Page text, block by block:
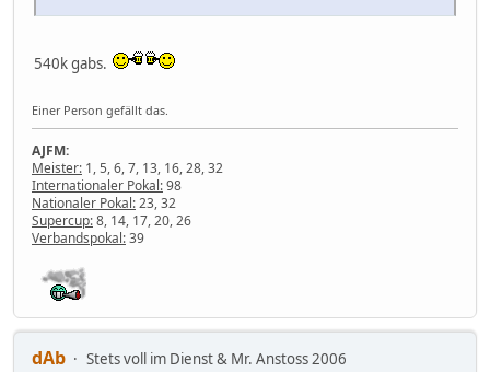
540k gabs.
Einer Person gefällt das.
AJFM:
Meister: 1, 5, 6, 7, 13, 16, 28, 32
Internationaler Pokal:98
Nationaler Pokal:23, 32
Supercup:8, 14, 17, 20, 26
Verbandspokal:39
dAb
Stets voll im Dienst & Mr. Anstoss 2006